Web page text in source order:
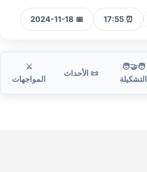
⏰ 17:55
📅 2024-11-18
🧑‍🤝‍🧑
التشكيلة
📜 الأحداث
⚔️
المواجهات